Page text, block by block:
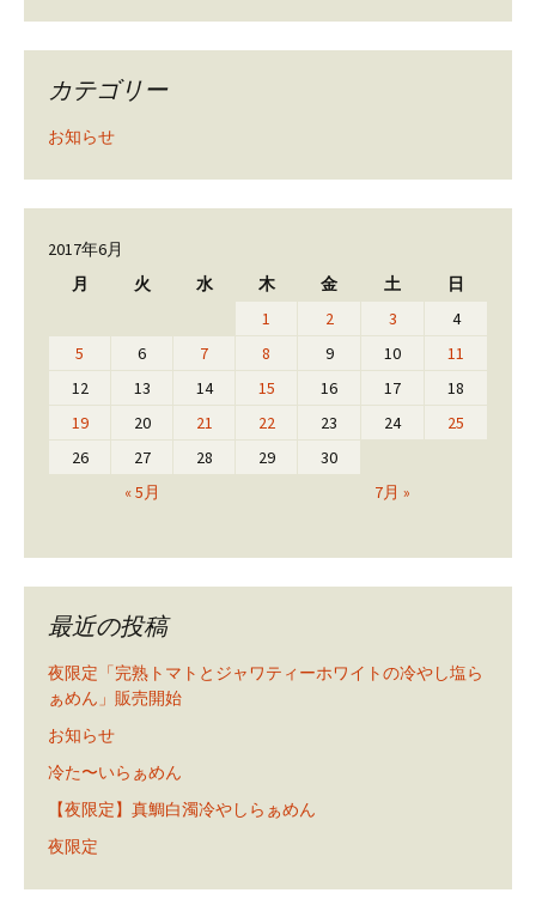
カテゴリー
お知らせ
2017年6月
月
火 水 木 金 土 日
« 5月 7月 »
1 2 3
4
5
6 7 8 9 10
11
12
13 14 15 16 17
18
19
20 21 22 23 24
25
26
27 28 29 30
最近の投稿
夜限定「完熟トマトとジャワティーホワイトの冷やし塩ら
ぁめん」販売開始
お知らせ
冷た〜いらぁめん
【夜限定】真鯛白濁冷やしらぁめん
夜限定